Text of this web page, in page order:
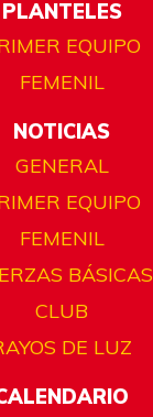
PLANTELES
EQUIPO
FEMENIL
NOTICIAS
GENERAL
EQUIPO
FEMENIL
BÁSICAS
CLUB
DE LUZ